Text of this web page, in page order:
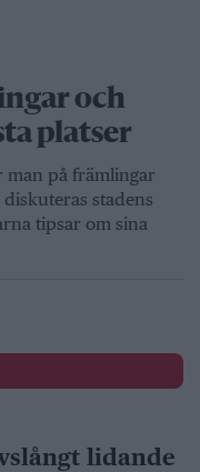
och
platser
man på främlingar
stadens
tipsar om sina
lidande